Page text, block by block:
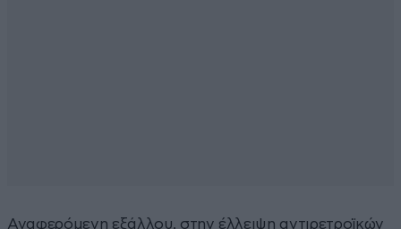
Αναφερόμενη εξάλλου, στην έλλειψη αντιρετροϊκών